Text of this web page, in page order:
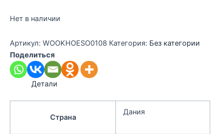
Нет в наличии
Артикул: WOOKHOESO0108 Категория: Без категории
Поделиться
Детали
Страна
Дания